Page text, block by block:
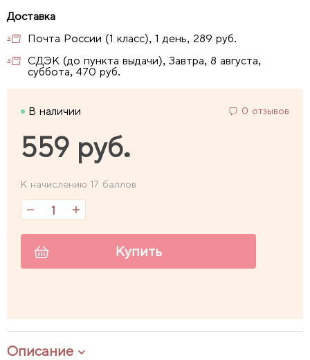
Почта России (1 класс), 1 день, 289 руб.
СДЭК (до пункта выдачи), Завтра, 8 августа,
суббота, 470 руб.
В наличии 0 отзывов
559 руб.
К начислению 17 баллов
Купить
Описание